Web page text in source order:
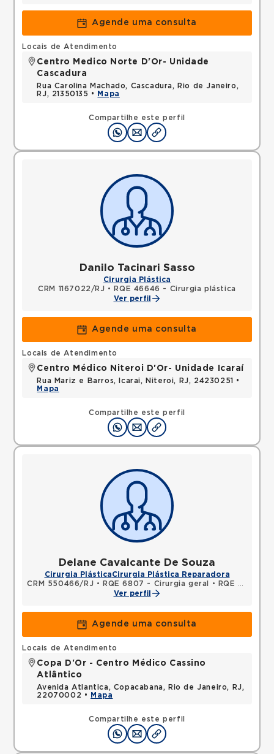
Agende uma consulta
Compartilhe este perfil
Locais de Atendimento
Centro Medico Norte D'Or- Unidade
Cascadura
Rua Carolina Machado, Cascadura, Rio de Janeiro,
RJ, 21350135 •
Mapa
Danilo Tacinari Sasso
Cirurgia Plástica
CRM 1167022/RJ •
RQE 46646 - Cirurgia plástica
Ver perfil
Agende uma consulta
Compartilhe este perfil
Locais de Atendimento
Centro Médico Niteroi D'Or- Unidade Icaraí
Rua Mariz e Barros, Icarai, Niteroi, RJ, 24230251 •
Mapa
Delane Cavalcante De Souza
Cirurgia PlásticaCirurgia Plástica Reparadora
CRM 550466/RJ • RQE 6807 - Cirurgia geral •
RQE 8088 - Cirurgia plástica
Ver perfil
Agende uma consulta
Compartilhe este perfil
Locais de Atendimento
Copa D'Or - Centro Médico Cassino
Atlântico
Avenida Atlantica, Copacabana, Rio de Janeiro, RJ,
22070002 •
Mapa